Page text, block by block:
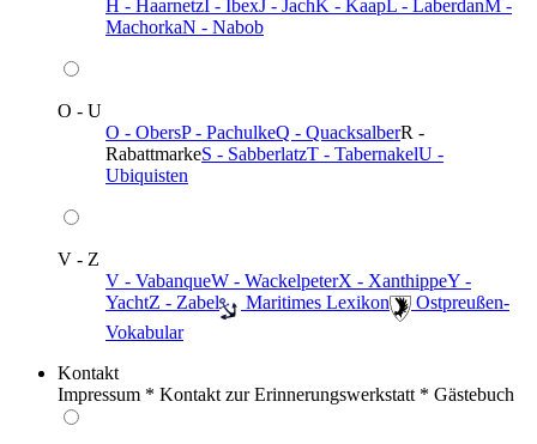
H - HaarnetzI - IbexJ - JachK - KaapL - LaberdanM -
MachorkaN - Nabob
O - U
O - ObersP - PachulkeQ - QuacksalberR -
RabattmarkeS - SabberlatzT - TabernakelU -
Ubiquisten
V - Z
V - VabanqueW - WackelpeterX - XanthippeY -
YachtZ - Zabel ️ Maritimes Lexikon
️ Ostpreußen-
Vokabular
Kontakt
Impressum * Kontakt zur Erinnerungswerkstatt * Gästebuch